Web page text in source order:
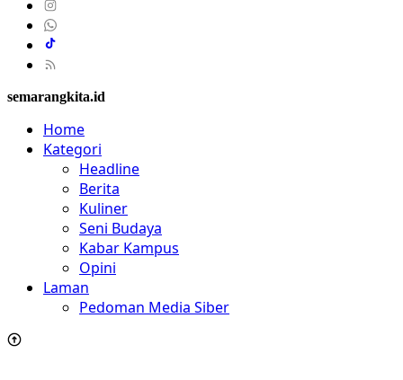
semarangkita.id
Home
Kategori
Headline
Berita
Kuliner
Seni Budaya
Kabar Kampus
Opini
Laman
Pedoman Media Siber